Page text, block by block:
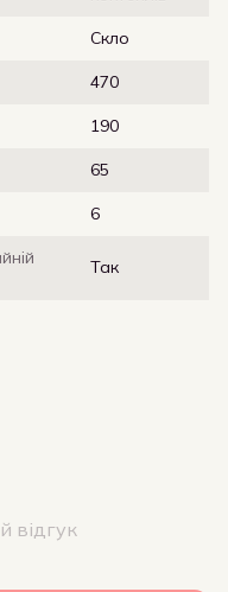
Скло
470
190
65
6
Так
відгук